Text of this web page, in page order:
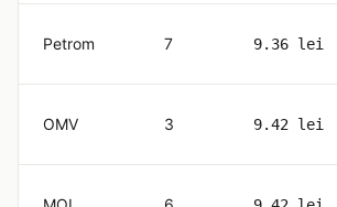
Petrom 7 9.36 lei
OMV 3 9.42 lei